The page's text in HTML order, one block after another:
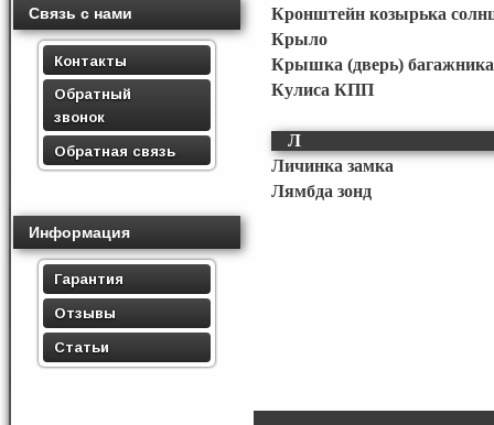
Связь с нами
Контакты
Обратный
звонок
Обратная связь
Информация
Гарантия
Отзывы
Статьи
Кронштейн козырька
Крыло
Крышка (дверь) багажника
Кулиса КПП
Л
Личинка замка
Лямбда зонд